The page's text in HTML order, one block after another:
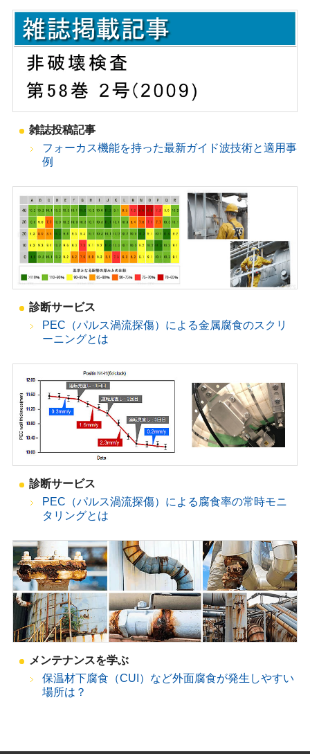
雑誌投稿記事
フォーカス機能を持った最新ガイド波技術と適用事
例
診断サービス
PEC（パルス渦流探傷）による金属腐食のスクリ
ーニングとは
診断サービス
PEC（パルス渦流探傷）による腐食率の常時モニ
タリングとは
メンテナンスを学ぶ
保温材下腐食（CUI）など外面腐食が発生しやすい
場所は？